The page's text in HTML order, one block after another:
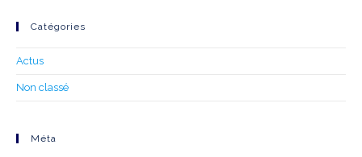
Catégories
Actus
Non classé
Méta